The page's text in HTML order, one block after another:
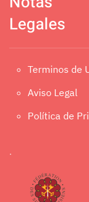
Legales
Terminos de
Aviso Legal
Política de
.